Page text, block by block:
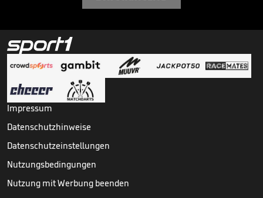
Impressum
Datenschutzhinweise
Datenschutzeinstellungen
Nutzungsbedingungen
Nutzung mit Werbung beenden